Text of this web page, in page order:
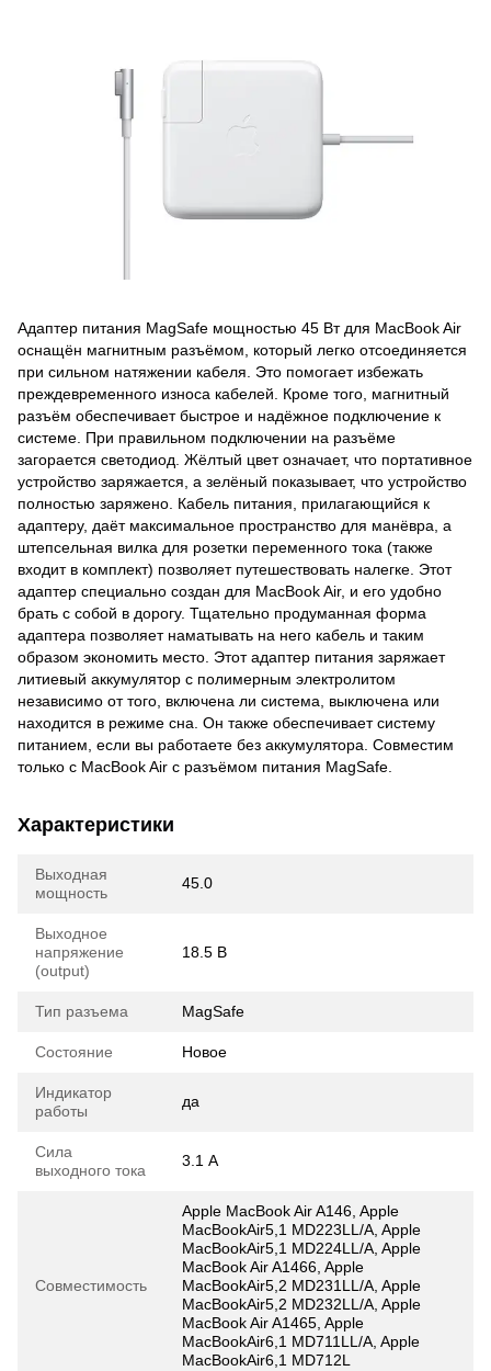
Адаптер питания MagSafe мощностью 45 Вт для MacBook Air
оснащён магнитным разъёмом, который легко отсоединяется
при сильном натяжении кабеля. Это помогает избежать
преждевременного износа кабелей. Кроме того, магнитный
разъём обеспечивает быстрое и надёжное подключение к
системе. При правильном подключении на разъёме
загорается светодиод. Жёлтый цвет означает, что портативное
устройство заряжается, а зелёный показывает, что устройство
полностью заряжено. Кабель питания, прилагающийся к
адаптеру, даёт максимальное пространство для манёвра, а
штепсельная вилка для розетки переменного тока (также
входит в комплект) позволяет путешествовать налегке. Этот
адаптер специально создан для MacBook Air, и его удобно
брать с собой в дорогу. Тщательно продуманная форма
адаптера позволяет наматывать на него кабель и таким
образом экономить место. Этот адаптер питания заряжает
литиевый аккумулятор с полимерным электролитом
независимо от того, включена ли система, выключена или
находится в режиме сна. Он также обеспечивает систему
питанием, если вы работаете без аккумулятора. Совместим
только с MacBook Air с разъёмом питания MagSafe.
Характеристики
Выходная
мощность
45.0
Выходное
напряжение
(output)
18.5 В
Тип разъема MagSafe
Состояние Новое
Индикатор
работы
да
Сила
выходного тока
3.1 А
Совместимость
Apple MacBook Air A146, Apple
MacBookAir5,1 MD223LL/A, Apple
MacBookAir5,1 MD224LL/A, Apple
MacBook Air A1466, Apple
MacBookAir5,2 MD231LL/A, Apple
MacBookAir5,2 MD232LL/A, Apple
MacBook Air A1465, Apple
MacBookAir6,1 MD711LL/A, Apple
MacBookAir6,1 MD712L